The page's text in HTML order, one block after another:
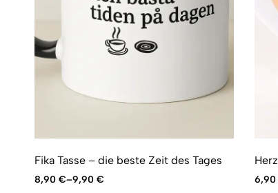
Fika Tasse – die beste Zeit des Tages
8,90 €–9,90 € 6,90